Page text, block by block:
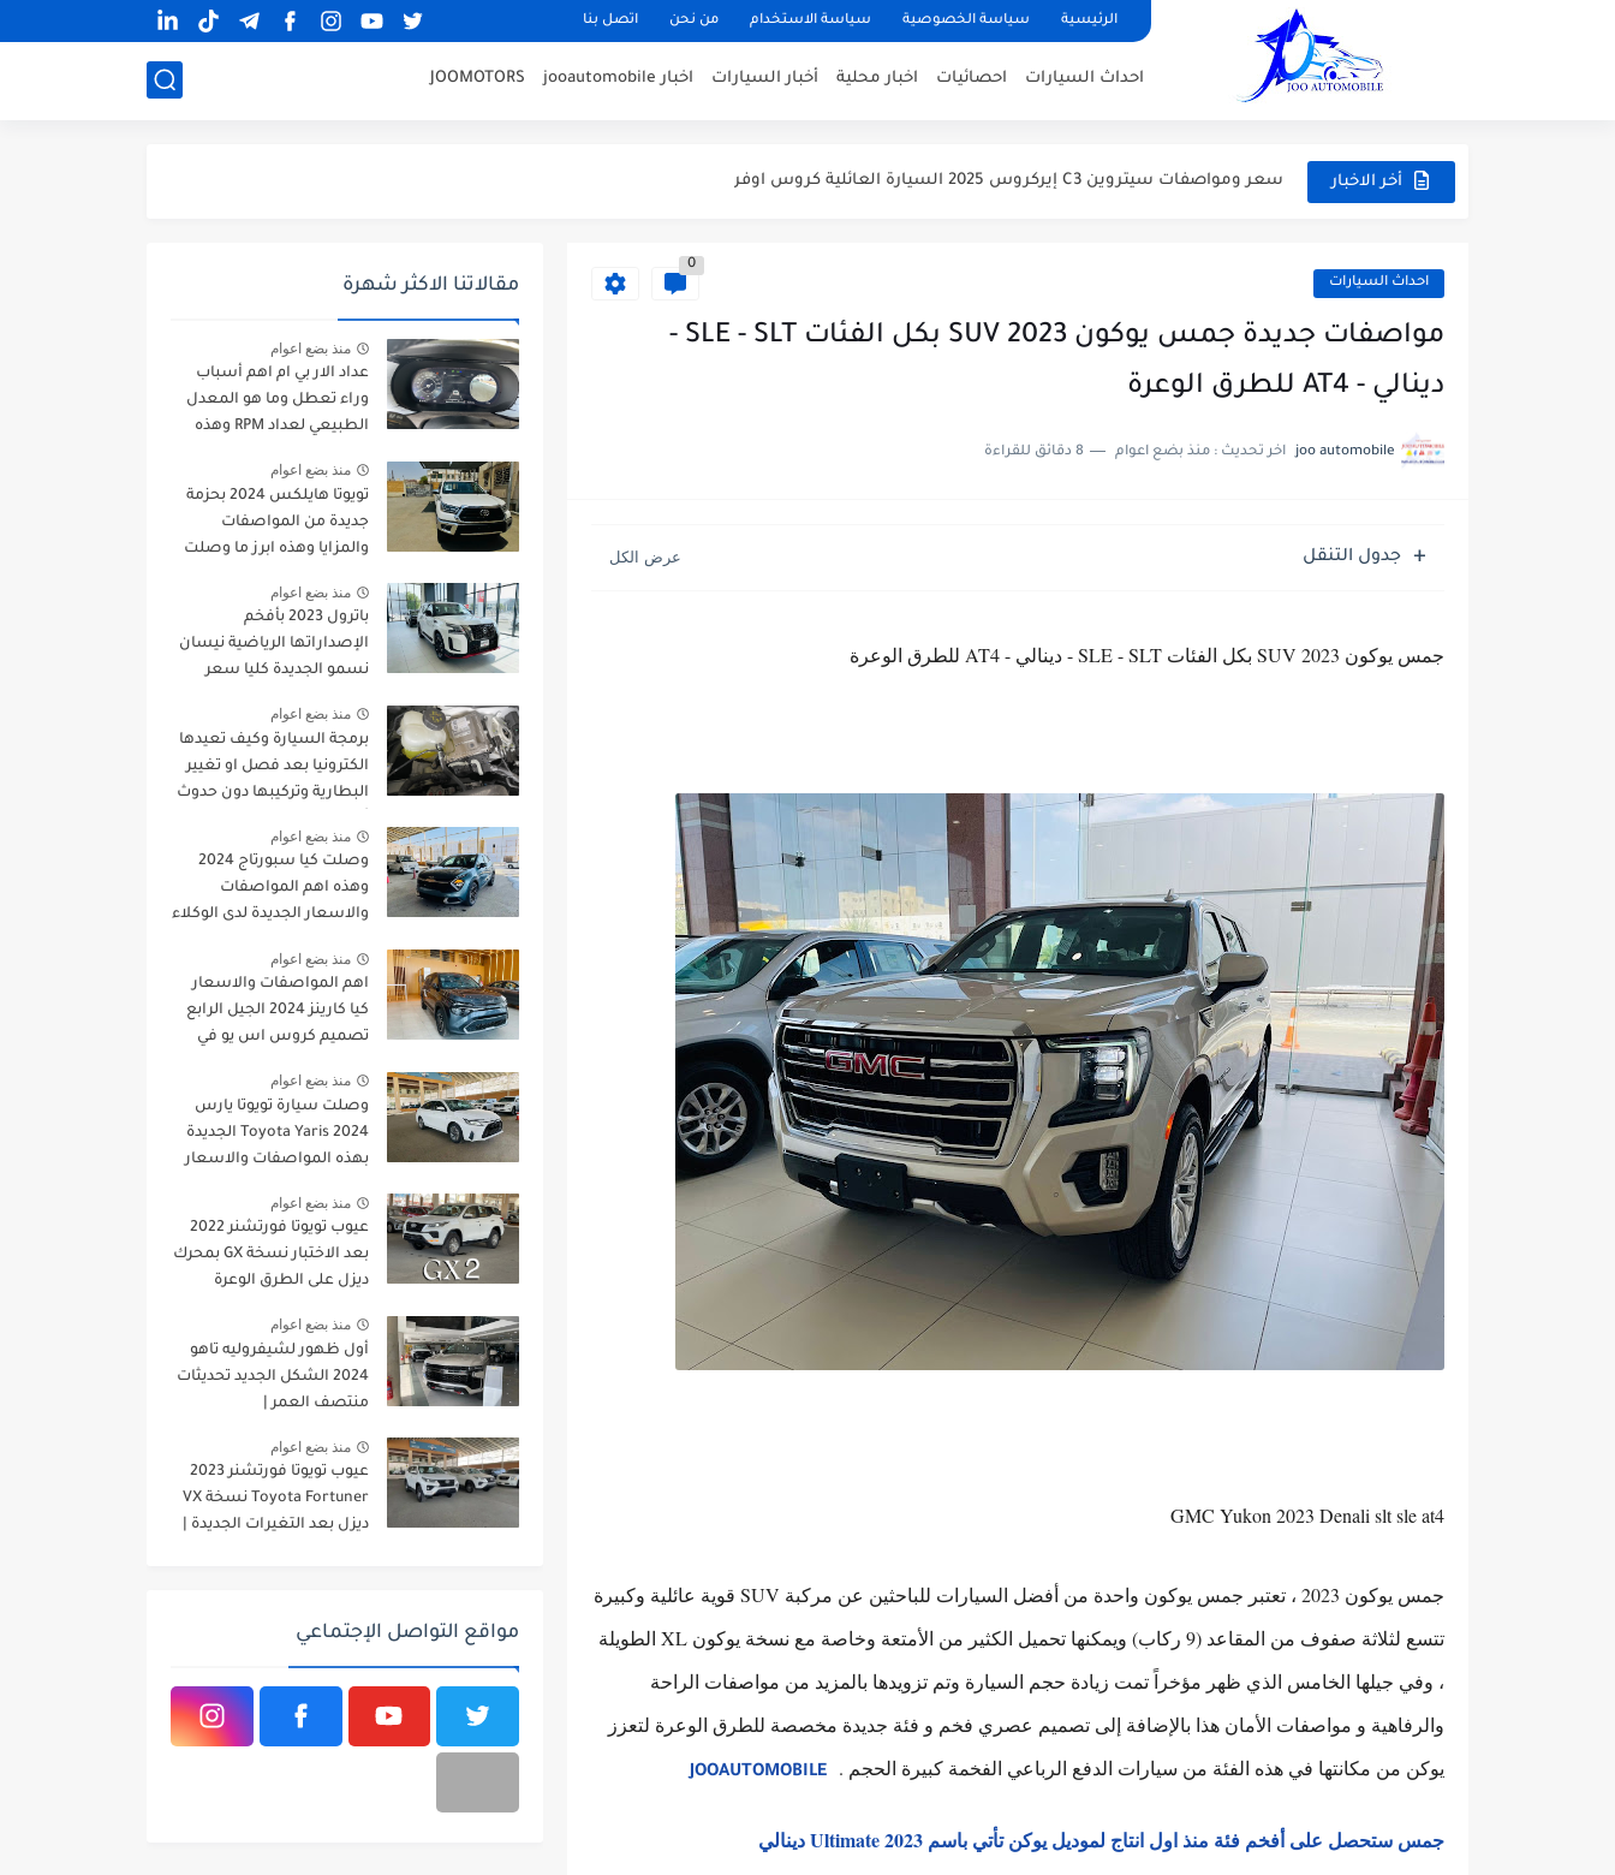
الرئيسية سياسة الخصوصية سياسة الاستخدام من نحن اتصل بنا
احداث السيارات احصائيات اخبار محلية أخبار السيارات اخبار jooautomobile JOOMOTORS
أخر الاخبار
سيارة تويوتا GR86 2025 الاسطورة الرياضية الاسعار والمواصفات
جيلي توجيلا 2025 سيارة SUV بتصيم كوبية ونظام دفع رباعي...
سيارة شيري أريزو 8 برو 2025 تجعل المستحيل واقعا اكبر...
احداث السيارات
0
مواصفات جديدة جمس يوكون 2023 SUV بكل الفئات SLE - SLT -
دينالي - AT4 للطرق الوعرة
joo automobile اخر تحديث : منذ بضع اعوام 8 دقائق للقراءة
جدول التنقل
جمس يوكون 2023 SUV بكل الفئات SLE - SLT - دينالي - AT4 للطرق الوعرة
GMC Yukon 2023 Denali slt sle at4
جمس يوكون 2023 ، تعتبر جمس يوكون واحدة من أفضل السيارات للباحثين عن مركبة SUV قوية عائلية وكبيرة
تتسع لثلاثة صفوف من المقاعد (9 ركاب) ويمكنها تحميل الكثير من الأمتعة وخاصة مع نسخة يوكون XL الطويلة
، وفي جيلها الخامس الذي ظهر مؤخراً تمت زيادة حجم السيارة وتم تزويدها بالمزيد من مواصفات الراحة
والرفاهية و مواصفات الأمان هذا بالإضافة إلى تصميم عصري فخم و فئة جديدة مخصصة للطرق الوعرة لتعزز
يوكن من مكانتها في هذه الفئة من سيارات الدفع الرباعي الفخمة كبيرة الحجم .
JOOAUTOMOBILE
جمس ستحصل على أفخم فئة منذ اول انتاج لموديل يوكن تأتي باسم Ultimate 2023 دينالي
مقالاتنا الاكثر شهرة
منذ بضع اعوام
عداد الار بي ام اهم أسباب
وراء تعطل وما هو المعدل
الطبيعي لعداد RPM وهذه
منذ بضع اعوام
تويوتا هايلكس 2024 بحزمة
جديدة من المواصفات
والمزايا وهذه ابرز ما وصلت
منذ بضع اعوام
باترول 2023 بأفخم
الإصداراتها الرياضية نيسان
نسمو الجديدة كليا سعر
JOOAUTOMOBILE
منذ بضع اعوام
برمجة السيارة وكيف تعيدها
الكترونيا بعد فصل او تغيير
البطارية وتركيبها دون حدوث
منذ بضع اعوام
وصلت كيا سبورتاج 2024
وهذه اهم المواصفات
والاسعار الجديدة لدى الوكلاء
منذ بضع اعوام
اهم المواصفات والاسعار
كيا كارينز 2024 الجيل الرابع
تصميم كروس اس يو في
منذ بضع اعوام
وصلت سيارة تويوتا يارس
2024 Toyota Yaris الجديدة
بهذه المواصفات والاسعار
منذ بضع اعوام
عيوب تويوتا فورتشنر 2022
بعد الاختبار نسخة GX بمحرك
ديزل على الطرق الوعرة
منذ بضع اعوام
أول ظهور لشيفروليه تاهو
2024 الشكل الجديد تحديثات
منتصف العمر |
منذ بضع اعوام
عيوب تويوتا فورتشنر 2023
Toyota Fortuner نسخة VX
ديزل بعد التغيرات الجديدة |
مواقع التواصل الإجتماعي